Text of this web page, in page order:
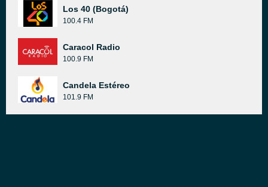
Los 40 (Bogotá)
100.4 FM
Caracol Radio
100.9 FM
Candela Estéreo
101.9 FM